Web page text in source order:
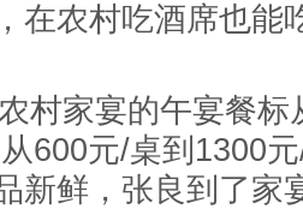
在农村吃酒席也能
村家宴的午宴餐标
600元/桌到1300
新鲜，张良到了家